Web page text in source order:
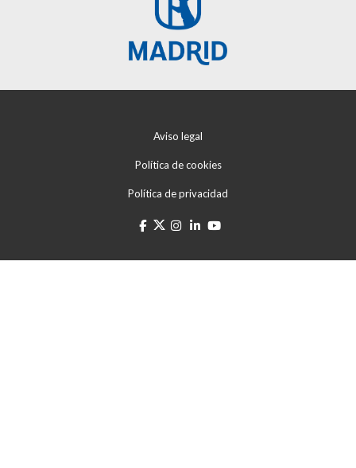
Aviso legal
Política de cookies
Política de privacidad